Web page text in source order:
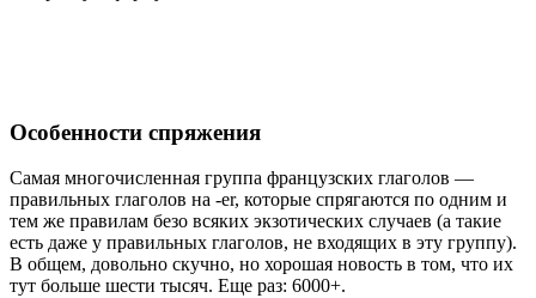
Особенности спряжения
Самая многочисленная группа французских глаголов —
правильных глаголов на -er, которые спрягаются по одним и
тем же правилам безо всяких экзотических случаев (а такие
есть даже у правильных глаголов, не входящих в эту группу).
В общем, довольно скучно, но хорошая новость в том, что их
тут больше шести тысяч. Еще раз: 6000+.